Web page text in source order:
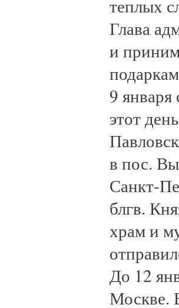
теплых
Глава
и
9
этот
в пос.
Санкт-
блгв.
храм и
До 12
Москве.